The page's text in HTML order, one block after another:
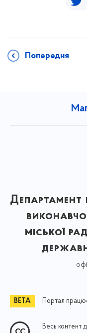
Попередня
Департамент
міської
Портал
Весь контент